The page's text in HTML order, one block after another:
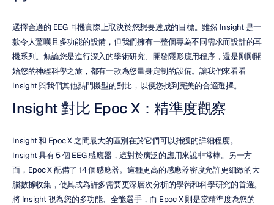
選擇合適的 EEG 耳機實際上取決於您想要達成的目標。雖然 Insight 是一
款令人驚嘆且多功能的設備，但我們擁有一整個專為不同需求而設計的耳
機系列。無論您是進行深入的學術研究、開發隱形應用程序，還是剛剛開
始您的神經科學之旅，都有一款為您量身定制的設備。讓我們來看看
Insight 與我們其他熱門機型的對比，以便您找到完美的合適選擇。
Insight 對比 Epoc X：精準度觀察
Insight 和 Epoc X 之間最大的區別在於它們可以捕獲的詳細程度。
Insight 具有 5 個 EEG 感應器，這對於廣泛的應用來說非常棒。另一方
面，Epoc X 配備了 14 個感應器。這種更高的感應器密度允許更細緻的大
腦數據收集，使其成為許多需要更深層次分析的學術和科學研究的首選。
將 Insight 視為您的多功能、全能選手，而 Epoc X 則是當精準度為您的